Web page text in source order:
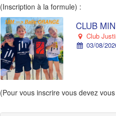
(Inscription à la formule) :
CLUB
Club
03/08/
(Pour vous inscrire vous devez